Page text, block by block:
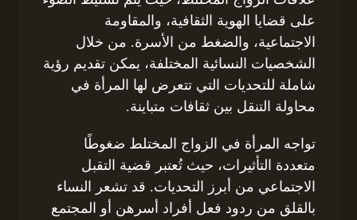
على قضايا الهوية الثقافية، والمقاومة
الاجتماعية، والضغط من الأسرة. من خلال
الشخصيات النسائية المختلفة، يمكن تقديم رؤية
شاملة للتحديات التي تتعرض لها المرأة في
محاولة التنقل بين ثقافات متباينة.
تواجه المرأة في الزواج المختلط ضغوطًا
متعددة التأثيرات، حيث تُعتبر قضية التقبل
الاجتماعي من أبرز التحديات. قد تشعر النساء
بالقلق من ردود فعل أفراد أسرهن أو المجتمع